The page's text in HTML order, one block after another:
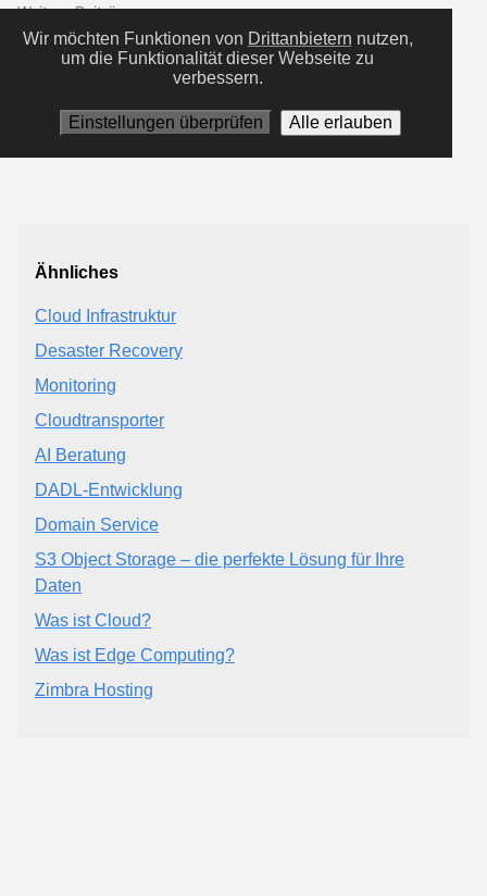
Wir möchten Funktionen von Drittanbietern nutzen,
um die Funktionalität dieser Webseite zu
verbessern.
Einstellungen überprüfen Alle erlauben
Weitere Beiträge zu:
#cloud #iaas
Ähnliches
Cloud Infrastruktur
Desaster Recovery
Monitoring
Cloudtransporter
AI Beratung
DADL-Entwicklung
Domain Service
S3 Object Storage – die perfekte Lösung für Ihre
Daten
Was ist Cloud?
Was ist Edge Computing?
Zimbra Hosting